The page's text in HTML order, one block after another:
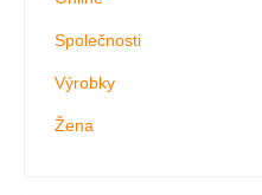
Společnosti
Výrobky
Žena